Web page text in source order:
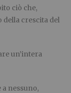
ciò che,
della crescita del
un’intera
nessuno,